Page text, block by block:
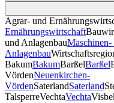
Agrar- und
Ernährungswirtschaft
und AnlagenbauMaschinen-
Anlagenbau
BakumBakumBarßelBarßel
VördenNeuenkirchen-
VördenSaterlandSaterland
TalsperreVechtaVechta